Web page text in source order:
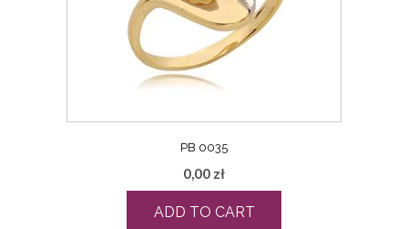
PB 0035
0,00 zł
ADD TO CART